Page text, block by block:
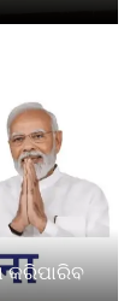
କରିପାରିବ